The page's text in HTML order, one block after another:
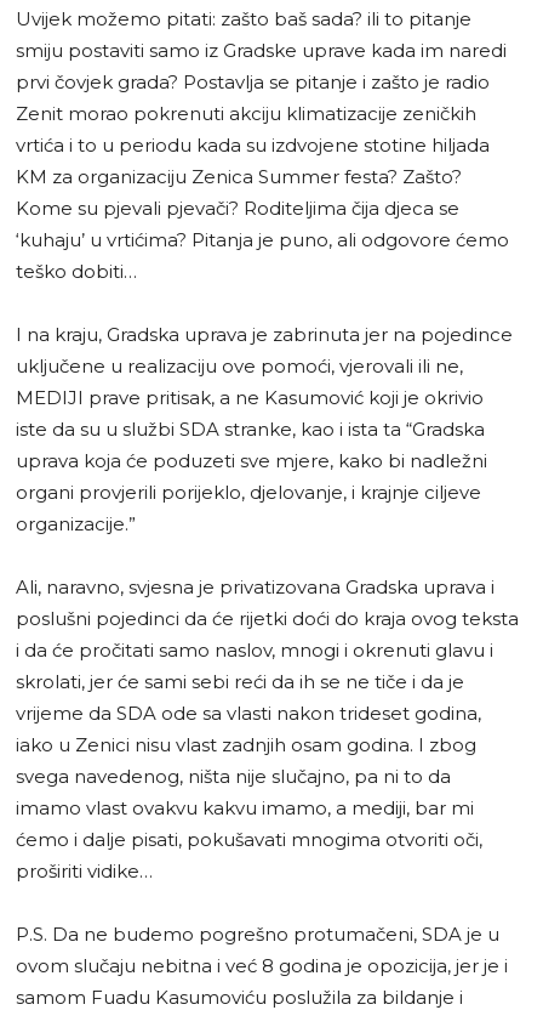
Uvijek možemo pitati: zašto baš sada? ili to pitanje
smiju postaviti samo iz Gradske uprave kada im naredi
prvi čovjek grada? Postavlja se pitanje i zašto je radio
Zenit morao pokrenuti akciju klimatizacije zeničkih
vrtića i to u periodu kada su izdvojene stotine hiljada
KM za organizaciju Zenica Summer festa? Zašto?
Kome su pjevali pjevači? Roditeljima čija djeca se
‘kuhaju’ u vrtićima? Pitanja je puno, ali odgovore ćemo
teško dobiti…
I na kraju, Gradska uprava je zabrinuta jer na pojedince
uključene u realizaciju ove pomoći, vjerovali ili ne,
MEDIJI prave pritisak, a ne Kasumović koji je okrivio
iste da su u službi SDA stranke, kao i ista ta “Gradska
uprava koja će poduzeti sve mjere, kako bi nadležni
organi provjerili porijeklo, djelovanje, i krajnje ciljeve
organizacije.”
Ali, naravno, svjesna je privatizovana Gradska uprava i
poslušni pojedinci da će rijetki doći do kraja ovog teksta
i da će pročitati samo naslov, mnogi i okrenuti glavu i
skrolati, jer će sami sebi reći da ih se ne tiče i da je
vrijeme da SDA ode sa vlasti nakon trideset godina,
iako u Zenici nisu vlast zadnjih osam godina. I zbog
svega navedenog, ništa nije slučajno, pa ni to da
imamo vlast ovakvu kakvu imamo, a mediji, bar mi
ćemo i dalje pisati, pokušavati mnogima otvoriti oči,
proširiti vidike…
P.S. Da ne budemo pogrešno protumačeni, SDA je u
ovom slučaju nebitna i već 8 godina je opozicija, jer je i
samom Fuadu Kasumoviću poslužila za bildanje i